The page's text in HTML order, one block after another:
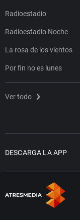
Radioestadio
Radioestadio Noche
La rosa de los vientos
Por fin no es lunes
Ver todo
DESCARGA LA APP